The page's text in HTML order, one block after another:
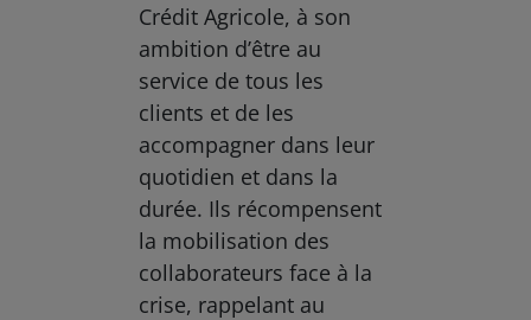
Crédit Agricole, à son
ambition d’être au
service de tous les
clients et de les
accompagner dans leur
quotidien et dans la
durée. Ils récompensent
la mobilisation des
collaborateurs face à la
crise, rappelant au